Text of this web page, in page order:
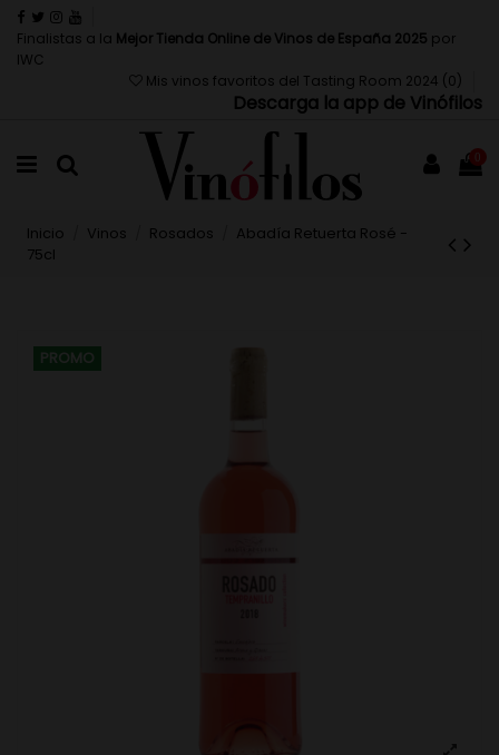
Finalistas a la Mejor Tienda Online de Vinos de España 2025 por
IWC
Mis vinos favoritos del Tasting Room 2024 (0 )
Descarga la app de Vinófilos
0
Inicio Vinos Rosados
Abadía Retuerta Rosé -
75cl
PROMO